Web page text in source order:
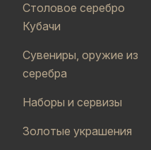
Столовое серебро
Кубачи
Сувениры, оружие из
серебра
Наборы и сервизы
Золотые украшения